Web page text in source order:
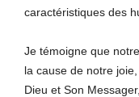
caractéristiques des
Je témoigne que
Dieu et Son